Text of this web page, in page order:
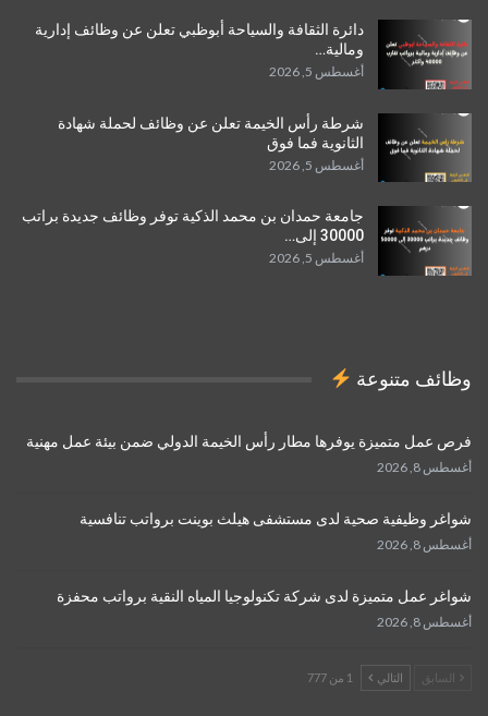
دائرة الثقافة والسياحة أبوظبي تعلن عن وظائف إدارية
ومالية…
أغسطس 5, 2026
شرطة رأس الخيمة تعلن عن وظائف لحملة شهادة
الثانوية فما فوق
أغسطس 5, 2026
جامعة حمدان بن محمد الذكية توفر وظائف جديدة براتب
30000 إلى…
أغسطس 5, 2026
وظائف متنوعة
فرص عمل متميزة يوفرها مطار رأس الخيمة الدولي ضمن بيئة عمل مهنية
أغسطس 8, 2026
شواغر وظيفية صحية لدى مستشفى هيلث بوينت برواتب تنافسية
أغسطس 8, 2026
شواغر عمل متميزة لدى شركة تكنولوجيا المياه النقية برواتب محفزة
أغسطس 8, 2026
السابق التالي 1 من 777